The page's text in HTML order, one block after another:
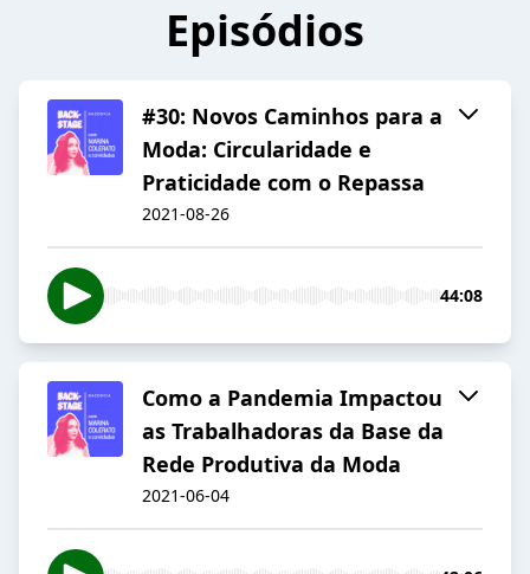
Episódios
#30: Novos Caminhos para a
Moda: Circularidade e
Praticidade com o Repassa
2021-08-26
44:08
Como a Pandemia Impactou
as Trabalhadoras da Base da
Rede Produtiva da Moda
2021-06-04